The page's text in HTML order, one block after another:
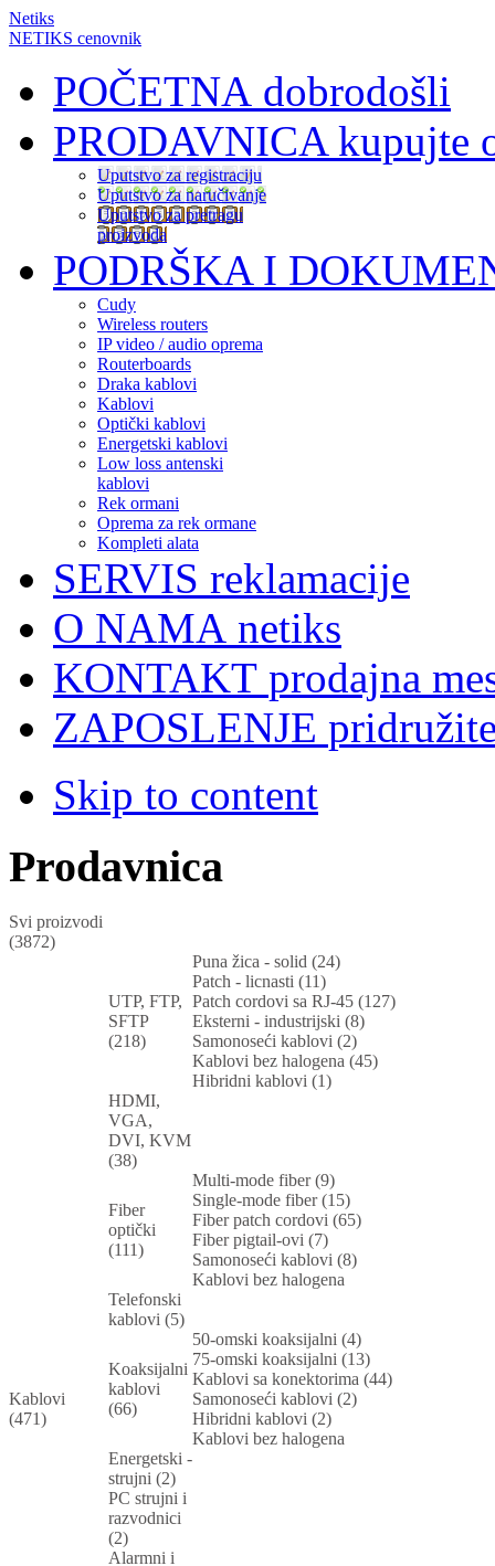
Netiks
NETIKS cenovnik
POČETNA dobrodošli
PRODAVNICAkupujte
Uputstvo za registraciju
Uputstvo za naručivanje
Uputstvo za pretragu
proizvoda
PODRŠKA I
Cudy
Wireless routers
IP video / audio oprema
Routerboards
Draka kablovi
Kablovi
Optički kablovi
Energetski kablovi
Low loss antenski
kablovi
Rek ormani
Oprema za rek ormane
Kompleti alata
SERVIS reklamacije
O NAMA netiks
KONTAKT prodajna
ZAPOSLENJE
Skip to content
Prodavnica
Svi proizvodi
(3872)
Kablovi
(471)
UTP, FTP,
SFTP
(218)
Puna žica - solid (24)
Patch - licnasti (11)
Patch cordovi sa RJ-45 (127)
Eksterni - industrijski (8)
Samonoseći kablovi (2)
Kablovi bez halogena (45)
Hibridni kablovi (1)
HDMI,
VGA,
DVI, KVM
(38)
Fiber
optički
(111)
Multi-mode fiber (9)
Single-mode fiber (15)
Fiber patch cordovi (65)
Fiber pigtail-ovi (7)
Samonoseći kablovi (8)
Kablovi bez halogena
Telefonski
kablovi (5)
Koaksijalni
kablovi
(66)
50-omski koaksijalni (4)
75-omski koaksijalni (13)
Kablovi sa konektorima (44)
Samonoseći kablovi (2)
Hibridni kablovi (2)
Kablovi bez halogena
Energetski -
strujni (2)
PC strujni i
razvodnici
(2)
Alarmni i